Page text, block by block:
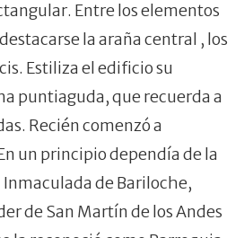
Entre los elementos
la araña central , los
Estiliza el edificio su
puntiaguda, que recuerda a
Recién comenzó a
un principio dependía de la
de Bariloche,
de San Martín de los Andes